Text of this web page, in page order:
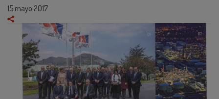
15 mayo 2017